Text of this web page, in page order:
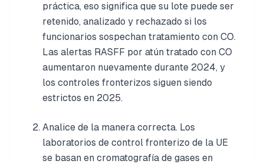
práctica, eso significa que su lote puede ser
retenido, analizado y rechazado si los
funcionarios sospechan tratamiento con CO.
Las alertas RASFF por atún tratado con CO
aumentaron nuevamente durante 2024, y
los controles fronterizos siguen siendo
estrictos en 2025.
Analice de la manera correcta. Los
laboratorios de control fronterizo de la UE
se basan en cromatografía de gases en